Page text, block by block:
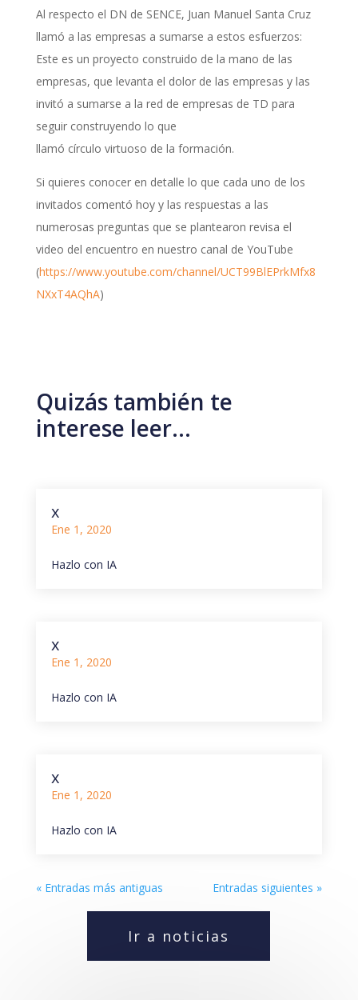
Al respecto el DN de SENCE, Juan Manuel Santa Cruz
llamó a las empresas a sumarse a estos esfuerzos:
Este es un proyecto construido de la mano de las
empresas, que levanta el dolor de las empresas y las
invitó a sumarse a la red de empresas de TD para
seguir construyendo lo que
llamó círculo virtuoso de la formación.
Si quieres conocer en detalle lo que cada uno de los
invitados comentó hoy y las respuestas a las
numerosas preguntas que se plantearon revisa el
video del encuentro en nuestro canal de YouTube
(https://www.youtube.com/channel/UCT99BlEPrkMfx8
NXxT4AQhA)
Quizás también te
interese leer…
x
Ene 1, 2020
Hazlo con IA
x
Ene 1, 2020
Hazlo con IA
x
Ene 1, 2020
Hazlo con IA
« Entradas más antiguas Entradas siguientes »
Ir a noticias